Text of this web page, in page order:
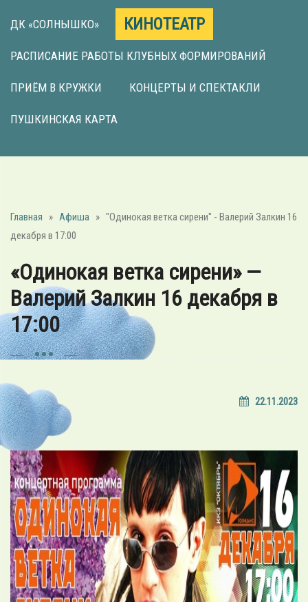
ДК «СОЛНЫШКО» КИНОТЕАТР
РАСПИСАНИЕ РАБОТЫ КЛУБНЫХ ФОРМИРОВАНИЙ
ПРИЁМ В КРУЖКИ КОНЦЕРТЫ И СПЕКТАКЛИ
ПУШКИНСКАЯ КАРТА
Главная » Афиша » "Одинокая ветка сирени" - Валерий Залкин 16
декабря в 17:00
«Одинокая ветка сирени» —
Валерий Залкин 16 декабря в
17:00
22.11.2023